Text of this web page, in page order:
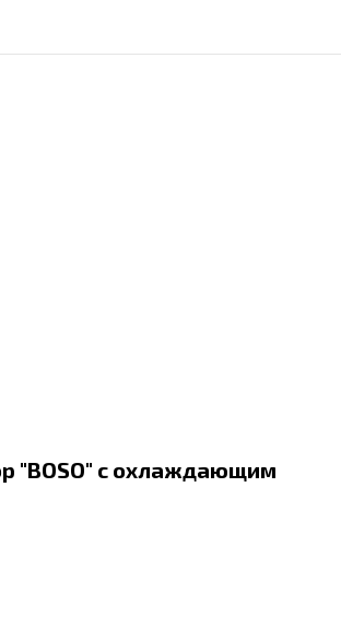
"BOSO" с охлаждающим